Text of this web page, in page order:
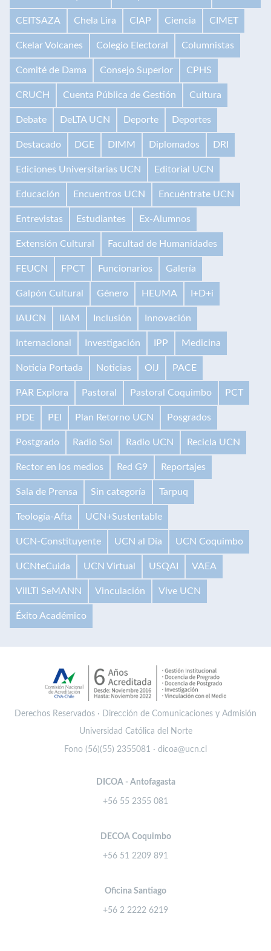
CEITSAZA Chela Lira CIAP Ciencia CIMET
Ckelar Volcanes Colegio Electoral Columnistas
Comité de Dama Consejo Superior CPHS
CRUCH Cuenta Pública de Gestión Cultura
Debate DeLTA UCN Deporte Deportes
Destacado DGE DIMM Diplomados DRI
Ediciones Universitarias UCN Editorial UCN
Educación Encuentros UCN Encuéntrate UCN
Entrevistas Estudiantes Ex-Alumnos
Extensión Cultural Facultad de Humanidades
FEUCN FPCT Funcionarios Galería
Galpón Cultural Género HEUMA I+D+i
IAUCN IIAM Inclusión Innovación
Internacional Investigación IPP Medicina
Noticia Portada Noticias OIJ PACE
PAR Explora Pastoral Pastoral Coquimbo PCT
PDE PEI Plan Retorno UCN Posgrados
Postgrado Radio Sol Radio UCN Recicla UCN
Rector en los medios Red G9 Reportajes
Sala de Prensa Sin categoría Tarpuq
Teología-Afta UCN+Sustentable
UCN-Constituyente UCN al Día UCN Coquimbo
UCNteCuida UCN Virtual USQAI VAEA
VilLTI SeMANN Vinculación Vive UCN
Éxito Académico
Derechos Reservados · Dirección de Comunicaciones y Admisión
Universidad Católica del Norte
Fono (56)(55) 2355081 · dicoa@ucn.cl
DICOA - Antofagasta
+56 55 2355 081
DECOA Coquimbo
+56 51 2209 891
Oficina Santiago
+56 2 2222 6219